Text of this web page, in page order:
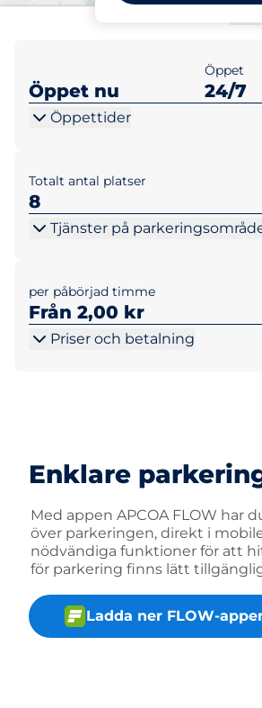
Öppet nu
Öppet
24/7
Öppettider
Totalt antal platser
8
Tjänster på
per påbörjad timme
Från 2,00 kr
Priser och betalning
Enklare
Med appen APCOA FLOW har
över parkeringen, direkt i
nödvändiga funktioner för att
för parkering finns lätt
Ladda ner FLOW-